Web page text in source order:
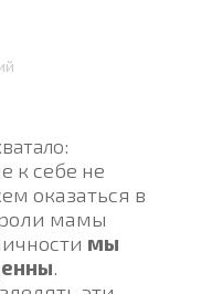
:
к себе не
оказаться в
мамы
мы